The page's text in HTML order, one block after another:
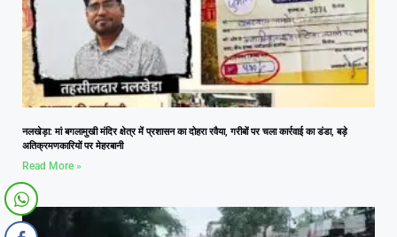
नलखेड़ा: मां बगलामुखी मंदिर क्षेत्र में प्रशासन का दोहरा रवैया, गरीबों पर चला कार्रवाई का डंडा, बड़े
अतिक्रमणकारियों पर मेहरबानी
Read More »